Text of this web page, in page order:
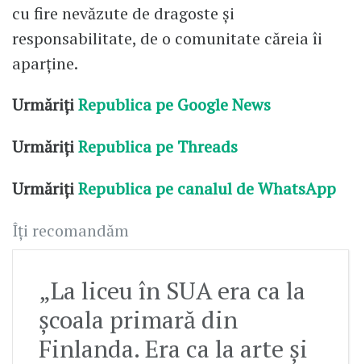
cu fire nevăzute de dragoste și
responsabilitate, de o comunitate căreia îi
aparține.
UrmărițiRepublica pe Google News
UrmărițiRepublica pe Threads
UrmărițiRepublica pe canalul de WhatsApp
Îți recomandăm
„La liceu în SUA era ca la
școala primară din
Finlanda. Era ca la arte și